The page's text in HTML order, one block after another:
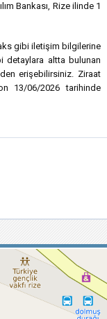
Bankası, Rize ilinde 1
gibi iletişim bilgilerine
detaylara altta bulunan
erişebilirsiniz. Ziraat
13/06/2026 tarihinde